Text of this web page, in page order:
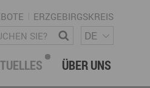
ERZGEBIRGSKREIS
DE
ÜBER UNS